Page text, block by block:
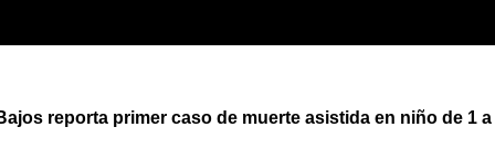
reporta primer caso de muerte asistida en niño de 1